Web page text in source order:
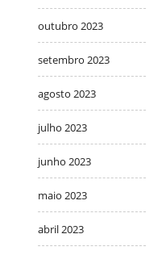
outubro 2023
setembro 2023
agosto 2023
julho 2023
junho 2023
maio 2023
abril 2023